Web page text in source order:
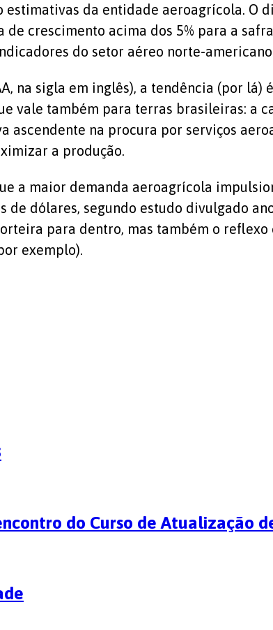
estimativas da entidade aeroagrícola. O
crescimento acima dos 5% para a
do setor aéreo norte-americano
na sigla em inglês), a tendência (por lá)
vale também para terras brasileiras: a
na procura por serviços
a produção.
a maior demanda aeroagrícola
dólares, segundo estudo divulgado
para dentro, mas também o reflexo
exemplo).
do Curso de Atualização